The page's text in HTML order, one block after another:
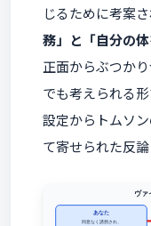
じるために考案さ
務」と「自分の
正面からぶつか
でも考えられる
設定からトムソ
て寄せられた反